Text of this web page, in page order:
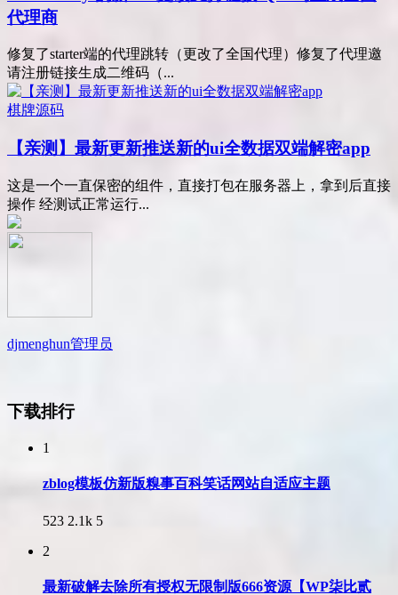
代理商
修复了starter端的代理跳转（更改了全国代理）修复了代理邀
请注册链接生成二维码（...
棋牌源码
【亲测】最新更新推送新的ui全数据双端解密app
这是一个一直保密的组件，直接打包在服务器上，拿到后直接
操作 经测试正常运行...
djmenghun管理员
下载排行
1
zblog模板仿新版糗事百科笑话网站自适应主题
523 2.1k 5
2
最新破解去除所有授权无限制版666资源【WP柒比贰